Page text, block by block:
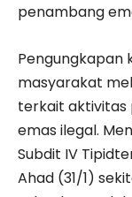
penambang
Pengungkapan
masyarakat
terkait aktivitas
emas ilegal.
Subdit IV
Ahad (31/1)